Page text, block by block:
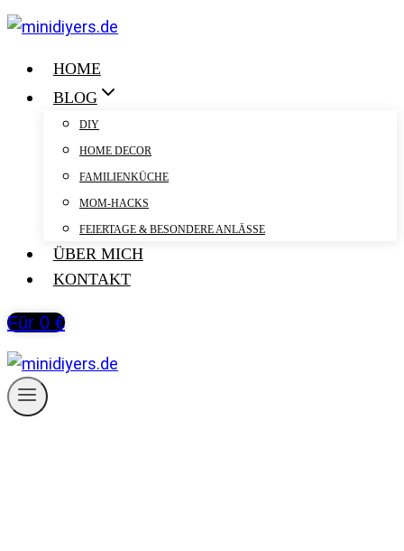
Zum
springenHOME
BLOG
DIY
HOME DECOR
FAMILIENKÜCHE
MOM-HACKS
FEIERTAGE & BESONDERE ANLÄSSE
ÜBER MICH
KONTAKT
Für 0 €